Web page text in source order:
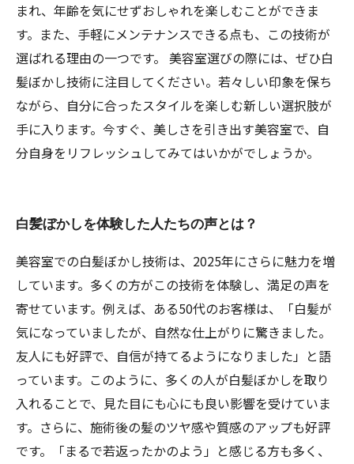
まれ、年齢を気にせずおしゃれを楽しむことができま
す。また、手軽にメンテナンスできる点も、この技術が
選ばれる理由の一つです。 美容室選びの際には、ぜひ白
髪ぼかし技術に注目してください。若々しい印象を保ち
ながら、自分に合ったスタイルを楽しむ新しい選択肢が
手に入ります。今すぐ、美しさを引き出す美容室で、自
分自身をリフレッシュしてみてはいかがでしょうか。
白髪ぼかしを体験した人たちの声とは？
美容室での白髪ぼかし技術は、2025年にさらに魅力を増
しています。多くの方がこの技術を体験し、満足の声を
寄せています。例えば、ある50代のお客様は、「白髪が
気になっていましたが、自然な仕上がりに驚きました。
友人にも好評で、自信が持てるようになりました」と語
っています。このように、多くの人が白髪ぼかしを取り
入れることで、見た目にも心にも良い影響を受けていま
す。さらに、施術後の髪のツヤ感や質感のアップも好評
です。「まるで若返ったかのよう」と感じる方も多く、